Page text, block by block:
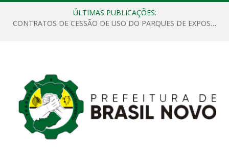
ÚLTIMAS PUBLICAÇÕES:
CONTRATOS DE CESSÃO DE USO DO PARQUES DE EXPOSIÇÕES “ORESTES BELIQUE”